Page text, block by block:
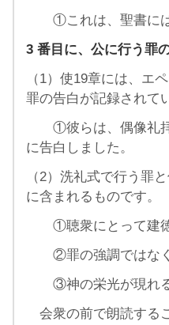
①これは、聖書には
3 番目に、公に行う罪
（1）使19章には、エ
罪の告白が記録されて
①彼らは、偶像礼拝
に告白しました。
（2）洗礼式で行う罪
に含まれるものです。
①聴衆にとって建徳
②罪の強調ではなく
③神の栄光が現れる
会衆の前で朗読する